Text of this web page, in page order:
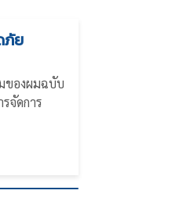
ภัย
ของผมฉบับ
จัดการ